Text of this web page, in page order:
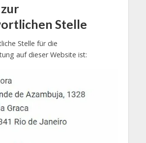
Stelle
Stelle für die
auf dieser Website ist: